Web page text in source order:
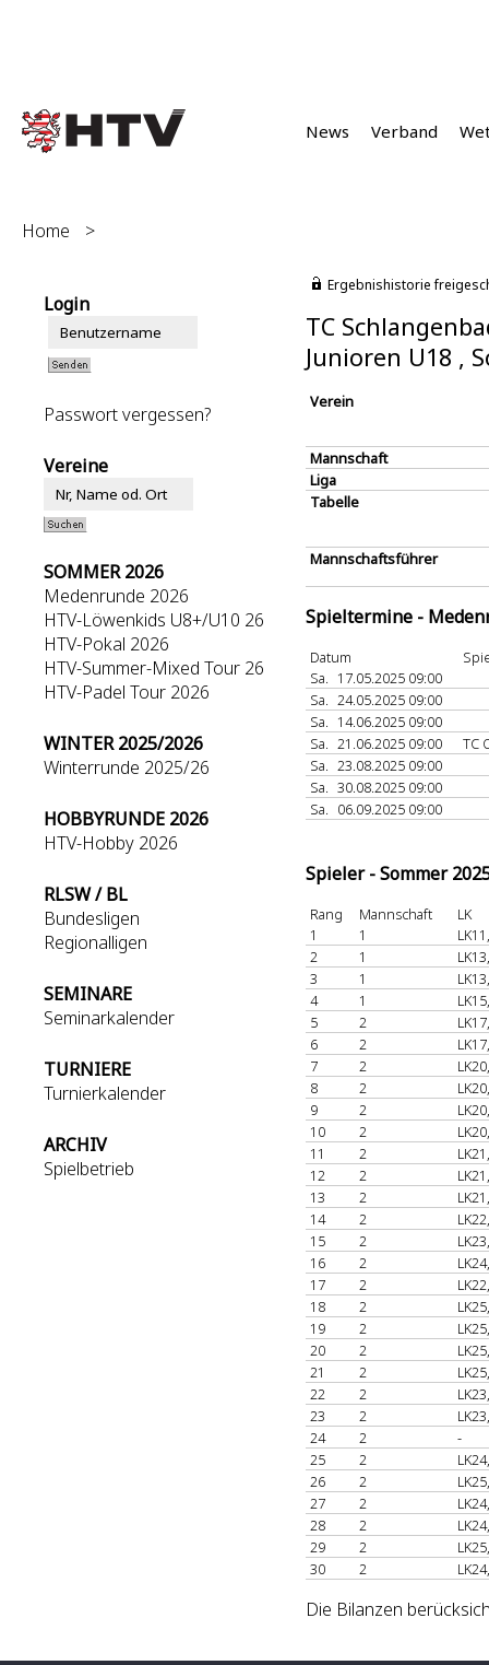
News Verband
Home >
Login
Passwort vergessen?
Vereine
SOMMER 2026
Medenrunde 2026
HTV-Löwenkids U8+/U10 26
HTV-Pokal 2026
HTV-Summer-Mixed Tour 26
HTV-Padel Tour 2026
WINTER 2025/2026
Winterrunde 2025/26
HOBBYRUNDE 2026
HTV-Hobby 2026
RLSW / BL
Bundesligen
Regionalligen
SEMINARE
Seminarkalender
TURNIERE
Turnierkalender
ARCHIV
Spielbetrieb
Ergebnishistorie
TC
Junioren U18 ,
Verein
Mannschaft
Liga
Tabelle
Mannschaftsführer
Spieltermine -
Datum
Sa. 17.05.2025 09:00
Sa. 24.05.2025 09:00
Sa. 14.06.2025 09:00
Sa. 21.06.2025 09:00
TC
Sa. 23.08.2025 09:00
Sa. 30.08.2025 09:00
Sa. 06.09.2025 09:00
Spieler - Sommer
Rang Mannschaft
LK
1
1
2
1
3
1
4
1
5
2
6
2
7
2
8
2
9
2
10
2
11
2
12
2
13
2
14
2
15
2
16
2
17
2
18
2
19
2
20
2
21
2
22
2
23
2
24
2
-
25
2
26
2
27
2
28
2
29
2
30
2
Die Bilanzen